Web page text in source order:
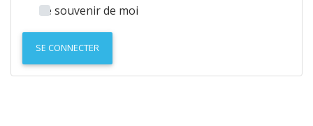
Se souvenir de moi
SE CONNECTER